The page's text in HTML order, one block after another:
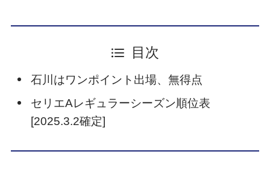
目次
石川はワンポイント出場、無得点
セリエAレギュラーシーズン順位表
[2025.3.2確定]